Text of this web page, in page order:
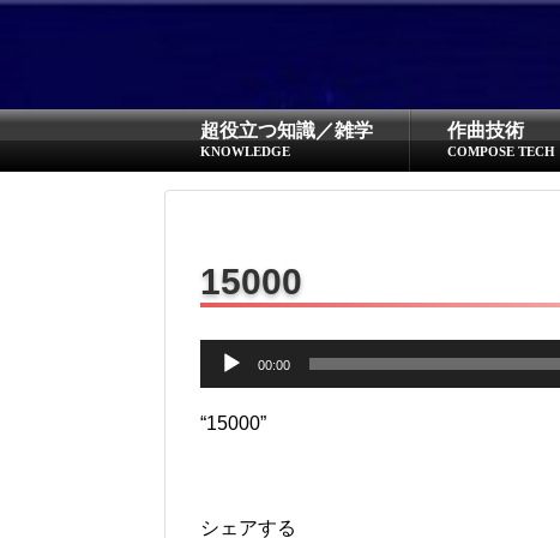
超役立つ知識／雑学
KNOWLEDGE
作曲技術
COMPOSE TECH
15000
声
プ
ヤ
00:00
“15000”
シェアする